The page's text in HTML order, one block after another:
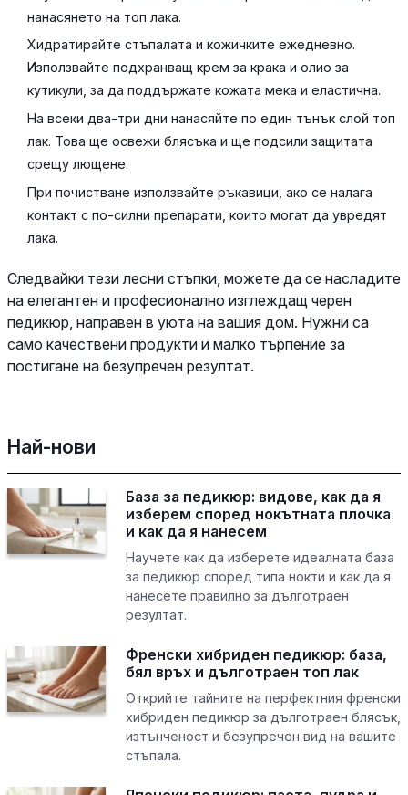
нанасянето на топ лака.
Хидратирайте стъпалата и кожичките ежедневно.
Използвайте подхранващ крем за крака и олио за
кутикули, за да поддържате кожата мека и еластична.
На всеки два-три дни нанасяйте по един тънък слой топ
лак. Това ще освежи блясъка и ще подсили защитата
срещу лющене.
При почистване използвайте ръкавици, ако се налага
контакт с по-силни препарати, които могат да увредят
лака.
Следвайки тези лесни стъпки, можете да се насладите
на елегантен и професионално изглеждащ черен
педикюр, направен в уюта на вашия дом. Нужни са
само качествени продукти и малко търпение за
постигане на безупречен резултат.
Най-нови
База за педикюр: видове, как да я
изберем според нокътната плочка
и как да я нанесем
Научете как да изберете идеалната база
за педикюр според типа нокти и как да я
нанесете правилно за дълготраен
резултат.
Френски хибриден педикюр: база,
бял връх и дълготраен топ лак
Открийте тайните на перфектния френски
хибриден педикюр за дълготраен блясък,
изтънченост и безупречен вид на вашите
стъпала.